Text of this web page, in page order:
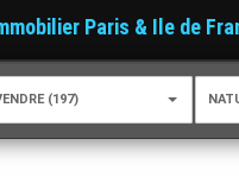
Paris & Ile de
(197)